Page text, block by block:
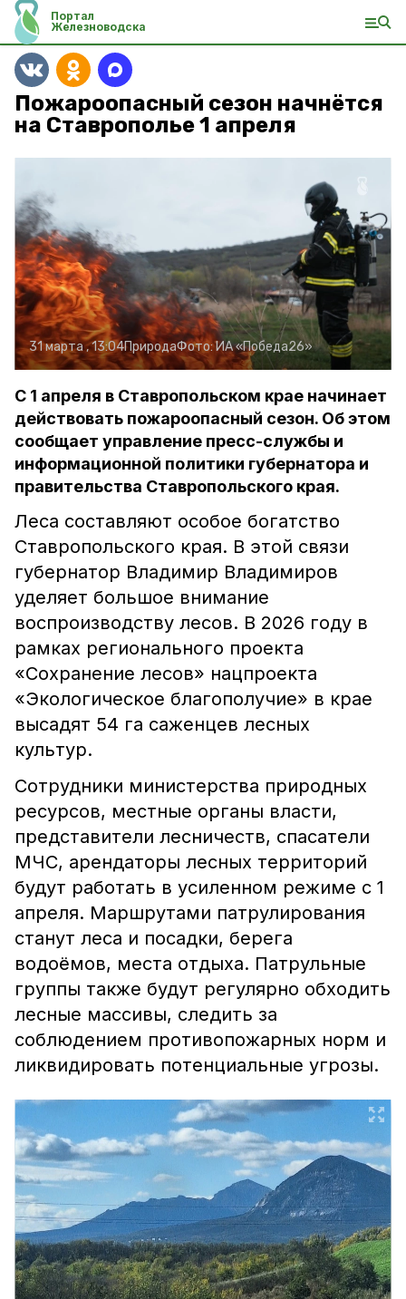
Портал
Железноводска
Пожароопасный сезон начнётся
на Ставрополье 1 апреля
31 марта , 13:04ПриродаФото:ИА «Победа26»
С 1 апреля в Ставропольском крае начинает
действовать пожароопасный сезон. Об этом
сообщает управление пресс-службы и
информационной политики губернатора и
правительства Ставропольского края.
Леса составляют особое богатство
Ставропольского края. В этой связи
губернатор Владимир Владимиров
уделяет большое внимание
воспроизводству лесов. В 2026 году в
рамках регионального проекта
«Сохранение лесов» нацпроекта
«Экологическое благополучие» в крае
высадят 54 га саженцев лесных
культур.
Сотрудники министерства природных
ресурсов, местные органы власти,
представители лесничеств, спасатели
МЧС, арендаторы лесных территорий
будут работать в усиленном режиме с 1
апреля. Маршрутами патрулирования
станут леса и посадки, берега
водоёмов, места отдыха. Патрульные
группы также будут регулярно обходить
лесные массивы, следить за
соблюдением противопожарных норм и
ликвидировать потенциальные угрозы.